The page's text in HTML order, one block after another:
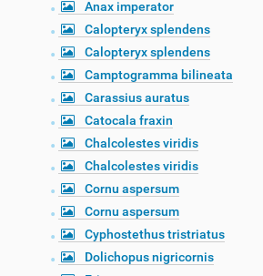
Anax imperator
Calopteryx splendens
Calopteryx splendens
Camptogramma bilineata
Carassius auratus
Catocala fraxin
Chalcolestes viridis
Chalcolestes viridis
Cornu aspersum
Cornu aspersum
Cyphostethus tristriatus
Dolichopus nigricornis